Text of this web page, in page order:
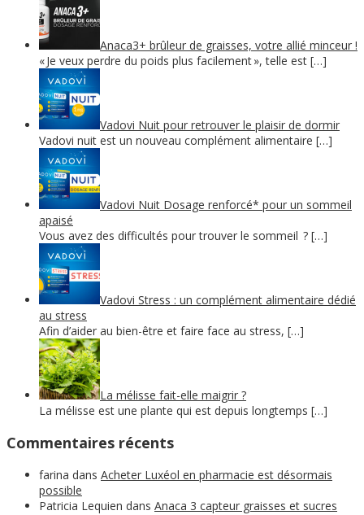
Anaca3+ brûleur de graisses, votre allié minceur !
« Je veux perdre du poids plus facilement », telle est […]
Vadovi Nuit pour retrouver le plaisir de dormir
Vadovi nuit est un nouveau complément alimentaire […]
Vadovi Nuit Dosage renforcé* pour un sommeil
apaisé
Vous avez des difficultés pour trouver le sommeil ? […]
Vadovi Stress : un complément alimentaire dédié
au stress
Afin d’aider au bien-être et faire face au stress, […]
La mélisse fait-elle maigrir ?
La mélisse est une plante qui est depuis longtemps […]
Commentaires récents
farina dans Acheter Luxéol en pharmacie est désormais
possible
Patricia Lequien dans Anaca 3 capteur graisses et sucres